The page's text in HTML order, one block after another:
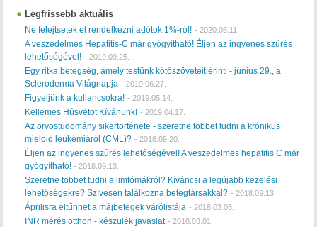
Legfrissebb aktuális
Ne felejtsetek el rendelkezni adótok 1%-ról! - 2020.05.11.
A veszedelmes Hepatitis-C már gyógyítható! Éljen az ingyenes szűrés
lehetőségével! - 2019.09.25.
Egy ritka betegség, amely testünk kötőszöveteit érinti - június 29., a
Scleroderma Világnapja - 2019.06.27.
Figyeljünk a kullancsokra! - 2019.05.14.
Kellemes Húsvétot Kívánunk! - 2019.04.17.
Az orvostudomány sikertörténete - szeretne többet tudni a krónikus
mieloid leukémiáról (CML)? - 2018.09.20.
Éljen az ingyenes szűrés lehetőségével! A veszedelmes hepatitis C már
gyógyítható!- 2018.09.13.
Szeretne többet tudni a limfómákról? Kíváncsi a legújabb kezelési
lehetőségekre? Szívesen találkozna betegtársakkal? - 2018.09.13.
Áprilisra eltűnhet a májbetegek várólistája - 2018.03.05.
INR mérés otthon - készülék javaslat - 2018.03.01.